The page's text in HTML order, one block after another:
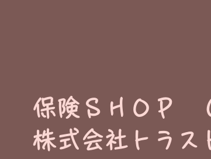
保険ＳＨＯＰ
株式会社トラス